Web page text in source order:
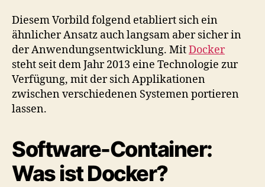
Diesem Vorbild folgend etabliert sich ein
ähnlicher Ansatz auch langsam aber sicher in
der Anwendungsentwicklung. MitDocker
steht seit dem Jahr 2013 eine Technologie zur
Verfügung, mit der sich Applikationen
zwischen verschiedenen Systemen portieren
lassen.
Software-Container:
Was ist Docker?